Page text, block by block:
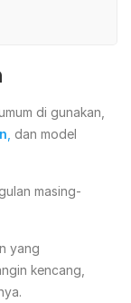
di gunakan,
dan model
masing-
yang
kencang,